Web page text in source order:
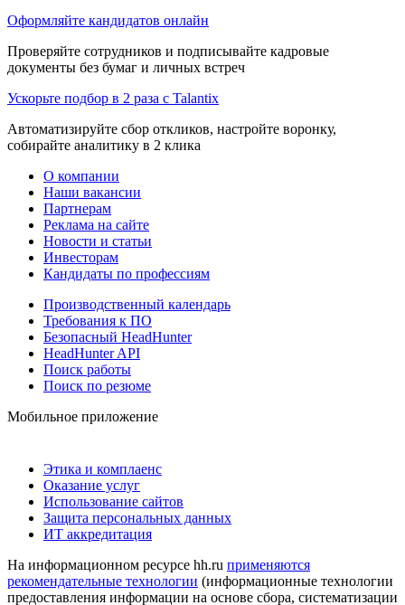
Оформляйте кандидатов онлайн
Проверяйте сотрудников и подписывайте кадровые
документы без бумаг и личных встреч
Ускорьте подбор в 2 раза с Talantix
Автоматизируйте сбор откликов, настройте воронку,
собирайте аналитику в 2 клика
О компании
Наши вакансии
Партнерам
Реклама на сайте
Новости и статьи
Инвесторам
Кандидаты по профессиям
Производственный календарь
Требования к ПО
Безопасный HeadHunter
HeadHunter API
Поиск работы
Поиск по резюме
Мобильное приложение
Этика и комплаенс
Оказание услуг
Использование сайтов
Защита персональных данных
ИТ аккредитация
На информационном ресурсе hh.ru применяются
рекомендательные технологии (информационные технологии
предоставления информации на основе сбора, систематизации